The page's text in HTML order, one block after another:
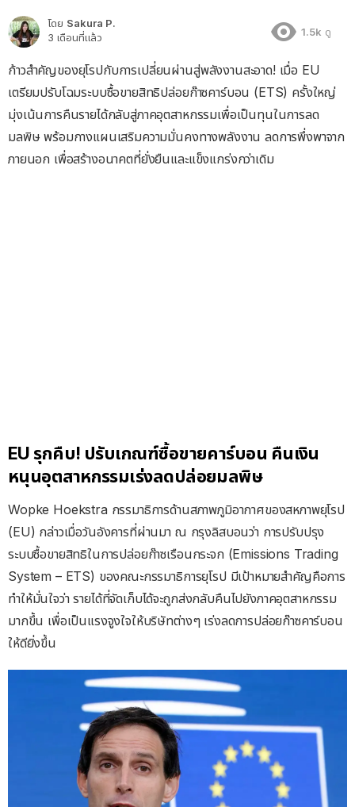
โดย Sakura P.
3 เดือนที่แล้ว
1.5k ดู
ก้าวสำคัญของยุโรปกับการเปลี่ยนผ่านสู่พลังงานสะอาด! เมื่อ EU
เตรียมปรับโฉมระบบซื้อขายสิทธิปล่อยก๊าซคาร์บอน (ETS) ครั้งใหญ่
มุ่งเน้นการคืนรายได้กลับสู่ภาคอุตสาหกรรมเพื่อเป็นทุนในการลด
มลพิษ พร้อมกางแผนเสริมความมั่นคงทางพลังงาน ลดการพึ่งพาจาก
ภายนอก เพื่อสร้างอนาคตที่ยั่งยืนและแข็งแกร่งกว่าเดิม
EU รุกคืบ! ปรับเกณฑ์ซื้อขายคาร์บอน คืนเงิน
หนุนอุตสาหกรรมเร่งลดปล่อยมลพิษ
Wopke Hoekstra กรรมาธิการด้านสภาพภูมิอากาศของสหภาพยุโรป
(EU) กล่าวเมื่อวันอังคารที่ผ่านมา ณ กรุงลิสบอนว่า การปรับปรุง
ระบบซื้อขายสิทธิในการปล่อยก๊าซเรือนกระจก (Emissions Trading
System – ETS) ของคณะกรรมาธิการยุโรป มีเป้าหมายสำคัญคือการ
ทำให้มั่นใจว่า รายได้ที่จัดเก็บได้จะถูกส่งกลับคืนไปยังภาคอุตสาหกรรม
มากขึ้น เพื่อเป็นแรงจูงใจให้บริษัทต่างๆ เร่งลดการปล่อยก๊าซคาร์บอน
ให้ดียิ่งขึ้น